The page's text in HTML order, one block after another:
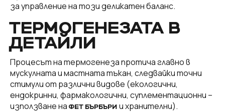
за управление на този деликатен баланс.
ТЕРМОГЕНЕЗАТА В
ДЕТАЙЛИ
Процесът на термогенеза протича главно в
мускулната и мастната тъкан, следвайки точни
стимули от различни видове (екологични,
ендокринни, фармакологични, суплементационни –
използване на ФЕТ БЪРБЪРИ и хранителни).